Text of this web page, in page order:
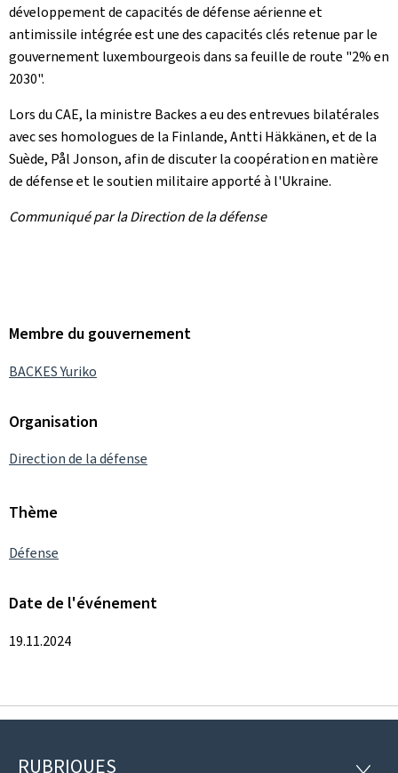
développement de capacités de défense aérienne et
antimissile intégrée est une des capacités clés retenue par le
gouvernement luxembourgeois dans sa feuille de route "2% en
2030".
Lors du CAE, la ministre Backes a eu des entrevues bilatérales
avec ses homologues de la Finlande, Antti Häkkänen, et de la
Suède, Pål Jonson, afin de discuter la coopération en matière
de défense et le soutien militaire apporté à l'Ukraine.
Communiqué par la Direction de la défense
Membre du gouvernement
BACKES Yuriko
Organisation
Direction de la défense
Thème
Défense
Date de l'événement
19.11.2024
RUBRIQUES